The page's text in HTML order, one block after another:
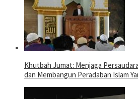
Khutbah Jumat: Menjaga
dan Membangun Peradaban Islam